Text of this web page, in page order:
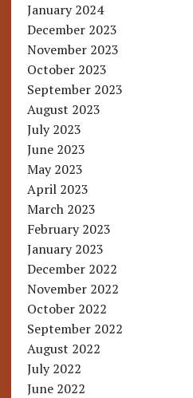
January 2024
December 2023
November 2023
October 2023
September 2023
August 2023
July 2023
June 2023
May 2023
April 2023
March 2023
February 2023
January 2023
December 2022
November 2022
October 2022
September 2022
August 2022
July 2022
June 2022